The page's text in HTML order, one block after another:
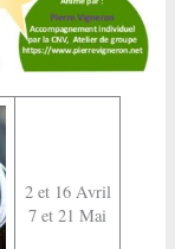
2 et 16 Avril
7 et 21 Mai